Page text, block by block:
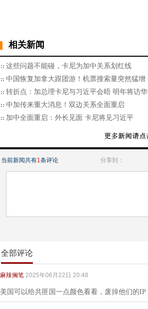
相关新闻
这些问题不能碰，卡尼为加中关系划红线
中国恢复加拿大跟团游！机票搜索量突然猛增
转折点：加总理卡尼与习近平会晤 明年将访华
中加传来重大消息！双边关系全面重启
加中全面重启：外长见面 卡尼将见习近平
当前新闻共有1条评论 分享到：
全部评论
麻辣搁笔 2025年06月22日 20:48
美国可以给共匪国一点颜色看看，废掉他们的IP